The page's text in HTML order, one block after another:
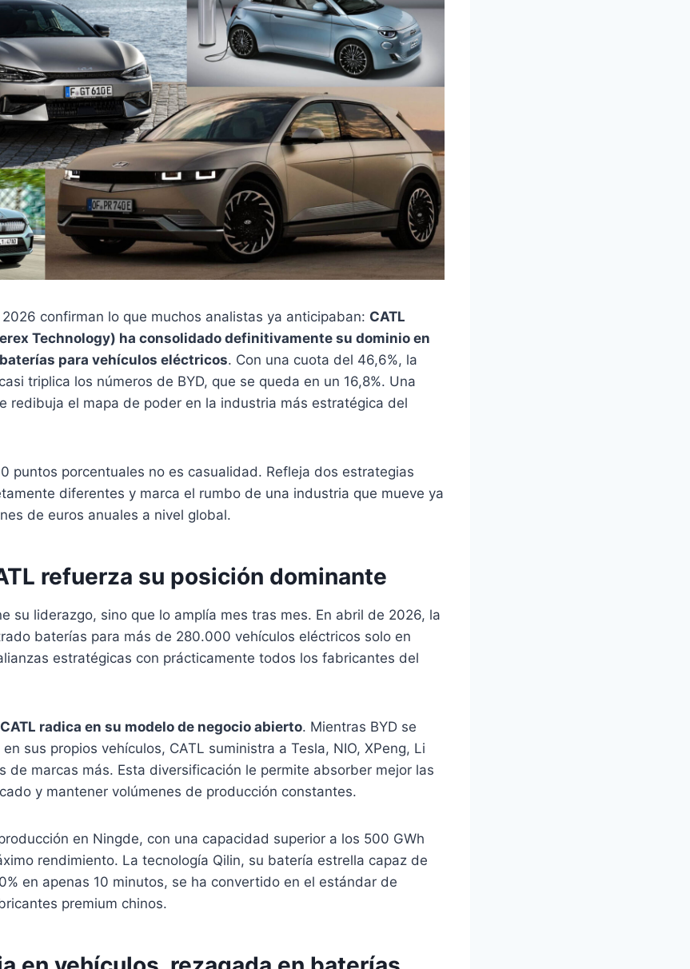
confirman lo que muchos analistas ya anticipaban: CATL
Technology) ha consolidado definitivamente su dominio en
para vehículos eléctricos. Con una cuota del 46,6%, la
triplica los números de BYD, que se queda en un 16,8%. Una
redibuja el mapa de poder en la industria más estratégica del
puntos porcentuales no es casualidad. Refleja dos estrategias
diferentes y marca el rumbo de una industria que mueve ya
de euros anuales a nivel global.
refuerza su posición dominante
su liderazgo, sino que lo amplía mes tras mes. En abril de 2026, la
baterías para más de 280.000 vehículos eléctricos solo en
estratégicas con prácticamente todos los fabricantes del
radica en su modelo de negocio abierto. Mientras BYD se
sus propios vehículos, CATL suministra a Tesla, NIO, XPeng, Li
de marcas más. Esta diversificación le permite absorber mejor las
y mantener volúmenes de producción constantes.
en Ningde, con una capacidad superior a los 500 GWh
rendimiento. La tecnología Qilin, su batería estrella capaz de
en apenas 10 minutos, se ha convertido en el estándar de
premium chinos.